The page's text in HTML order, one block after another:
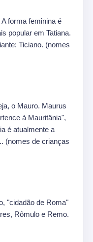
A forma feminina é
popular em Tatiana.
Ticiano. (nomes
o Mauro. Maurus
à Mauritânia",
é atualmente a
(nomes de crianças
"cidadão de Roma"
Rômulo e Remo.